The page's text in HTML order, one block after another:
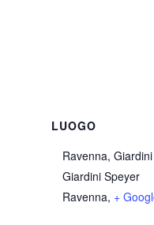
LUOGO
Ravenna,
Giardini Speyer
Ravenna, +